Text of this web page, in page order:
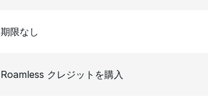
期限なし
Roamless クレジットを購入